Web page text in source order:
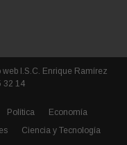
I.S.C. Enrique Ramírez
32 14
Política
Economía
Ciencia y Tecnología